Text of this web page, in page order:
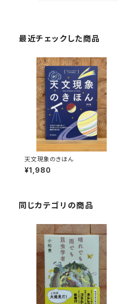
最近チェックした商品
天文現象のきほん
¥1,980
同じカテゴリの商品